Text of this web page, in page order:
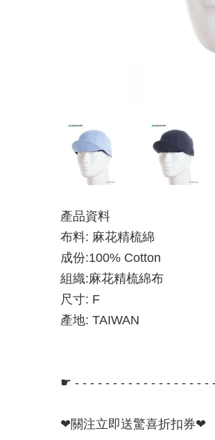
產品資料
布料: 麻花精梳綿
成份:100% Cotton
組織:麻花精梳綿布
尺寸: F
產地: TAIWAN
☛ - - - - - - - - - - - - - - - - - -
❤關注立即送驚喜折扣券❤